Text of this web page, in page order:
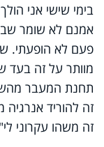
בימי שישי אני
אמנם לא שומר
פעם לא הופעתי.
מוותר על זה בעד
תחנת המעבר
זה להוריד
זה משהו עקרוני